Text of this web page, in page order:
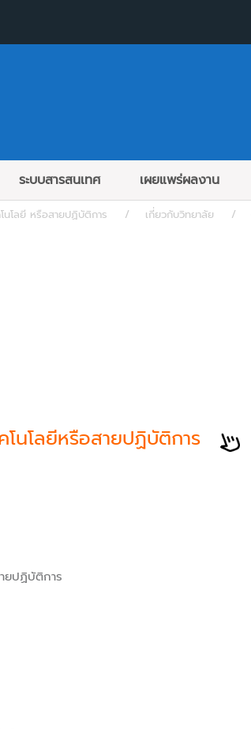
ระบบสารสนเทศ เผยแพร่ผลงาน
โลยี หรือสายปฏิบัติการ เกี่ยวกับวิทยาลัย
นโลยีหรือสายปฏิบัติการ
ยปฏิบัติการ